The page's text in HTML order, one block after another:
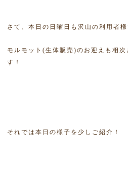
さて、本日の日曜日も沢山の利用者
モルモット(生体販売)のお迎えも相次
す！
それでは本日の様子を少しご紹介！